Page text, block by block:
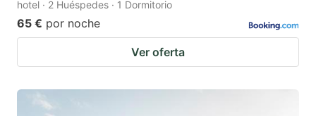
hotel · 2 Huéspedes · 1 Dormitorio
65 € por noche
Ver oferta